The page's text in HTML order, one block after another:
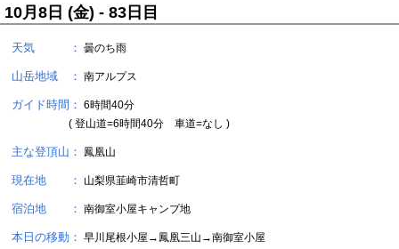
10月8日 (金) - 83日目
天気 ： 曇のち雨
山岳地域 ： 南アルプス
ガイド時間： 6時間40分
( 登山道=6時間40分 車道=なし )
主な登頂山： 鳳凰山
現在地 ： 山梨県韮崎市清哲町
宿泊地 ： 南御室小屋キャンプ地
本日の移動： 早川尾根小屋→鳳凰三山→南御室小屋